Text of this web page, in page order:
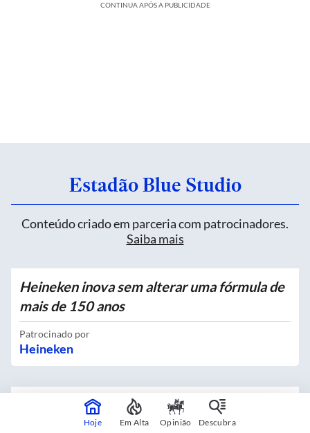
CONTINUA APÓS A PUBLICIDADE
Estadão Blue Studio
Conteúdo criado em parceria com patrocinadores.
Saiba mais
Heineken inova sem alterar uma fórmula de
mais de 150 anos
Patrocinado por
Heineken
Quatro novos Bosques Urbanos recebem
mais de 4 mil mudas no Centro
Hoje Em Alta Opinião Descubra